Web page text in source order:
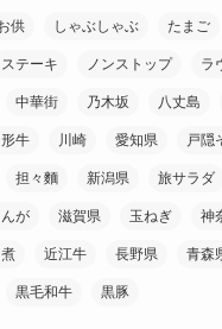
供 しゃぶしゃぶ たまご
ステーキ ノンストップ ラ
中華街 乃木坂 八丈島
牛 川崎 愛知県 戸隠
担々麵 新潟県 旅サラダ
が 滋賀県 玉ねぎ 神
近江牛 長野県 青森
黒毛和牛 黒豚